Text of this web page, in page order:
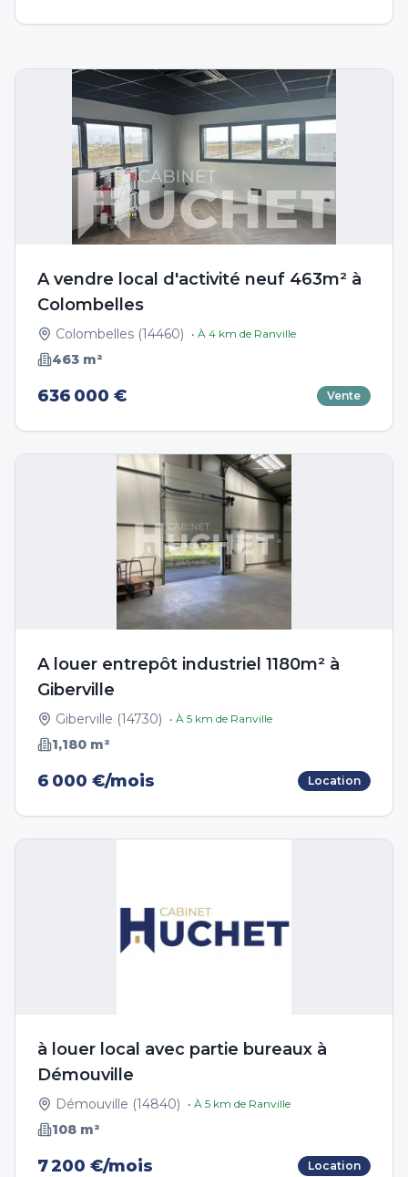
A vendre local d'activité neuf 463m² à
Colombelles
Colombelles (14460) • À 4 km de Ranville
463 m²
636 000 € Vente
A louer entrepôt industriel 1180m² à
Giberville
Giberville (14730) • À 5 km de Ranville
1,180 m²
6 000 €/mois Location
à louer local avec partie bureaux à
Démouville
Démouville (14840) • À 5 km de Ranville
108 m²
7 200 €/mois Location